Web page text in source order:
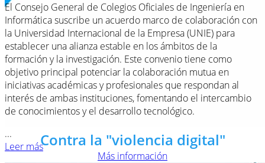
Contra la "violencia digital"
Más información
El Consejo General de Colegios Oficiales de Ingeniería en
Informática suscribe un acuerdo marco de colaboración con
la Universidad Internacional de la Empresa (UNIE) para
establecer una alianza estable en los ámbitos de la
formación y la investigación. Este convenio tiene como
objetivo principal potenciar la colaboración mutua en
iniciativas académicas y profesionales que respondan al
interés de ambas instituciones, fomentando el intercambio
de conocimientos y el desarrollo tecnológico.
...
Leer más